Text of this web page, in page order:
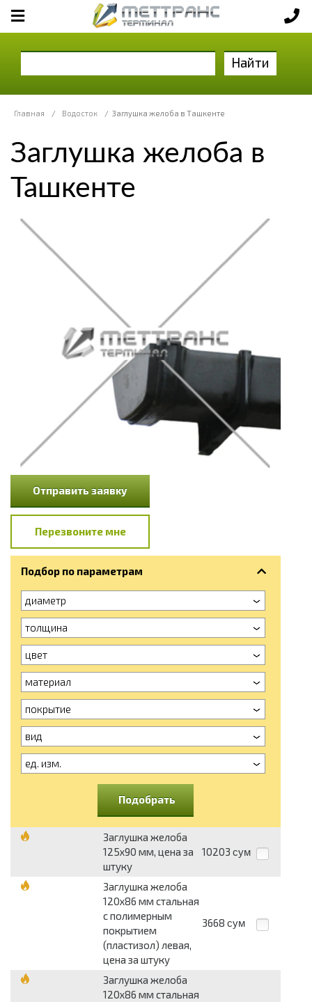
Найти
Главная / Водосток / Заглушка желоба в Ташкенте
Заглушка желоба в
Ташкенте
Отправить заявку
Перезвоните мне
Подбор по параметрам
диаметр
толщина
цвет
материал
покрытие
вид
ед. изм.
Подобрать
Заглушка желоба
125x90 мм, цена за
штуку
10203 сум
Заглушка желоба
120x86 мм стальная
с полимерным
покрытием
(пластизол) левая,
цена за штуку
3668 сум
Заглушка желоба
120x86 мм стальная